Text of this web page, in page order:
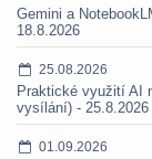
Gemini a
18.8.2026
25.08.2026
Praktické využití AI
vysílání) - 25.8.2026
01.09.2026